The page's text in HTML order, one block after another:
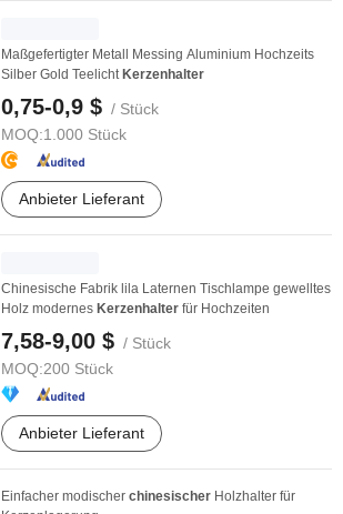
Maßgefertigter Metall Messing Aluminium Hochzeits
Silber Gold Teelicht Kerzenhalter
0,75-0,9 $ / Stück
MOQ:1.000 Stück
Anbieter Lieferant
Chinesische Fabrik lila Laternen Tischlampe gewelltes
Holz modernes Kerzenhalter für Hochzeiten
7,58-9,00 $ / Stück
MOQ:200 Stück
Anbieter Lieferant
Einfacher modischer chinesischer Holzhalter für